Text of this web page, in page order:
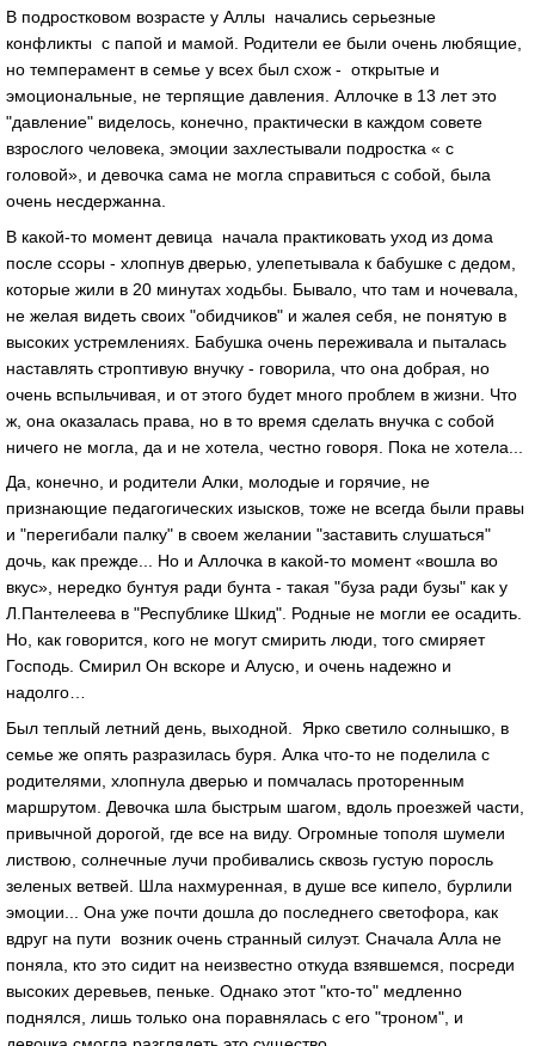
В подростковом возрасте у Аллы начались серьезные
конфликты с папой и мамой. Родители ее были очень любящие,
но темперамент в семье у всех был схож - открытые и
эмоциональные, не терпящие давления. Аллочке в 13 лет это
"давление" виделось, конечно, практически в каждом совете
взрослого человека, эмоции захлестывали подростка « с
головой», и девочка сама не могла справиться с собой, была
очень несдержанна.
В какой-то момент девица начала практиковать уход из дома
после ссоры - хлопнув дверью, улепетывала к бабушке с дедом,
которые жили в 20 минутах ходьбы. Бывало, что там и ночевала,
не желая видеть своих "обидчиков" и жалея себя, не понятую в
высоких устремлениях. Бабушка очень переживала и пыталась
наставлять строптивую внучку - говорила, что она добрая, но
очень вспыльчивая, и от этого будет много проблем в жизни. Что
ж, она оказалась права, но в то время сделать внучка с собой
ничего не могла, да и не хотела, честно говоря. Пока не хотела...
Да, конечно, и родители Алки, молодые и горячие, не
признающие педагогических изысков, тоже не всегда были правы
и "перегибали палку" в своем желании "заставить слушаться"
дочь, как прежде... Но и Аллочка в какой-то момент «вошла во
вкус», нередко бунтуя ради бунта - такая "буза ради бузы" как у
Л.Пантелеева в "Республике Шкид". Родные не могли ее осадить.
Но, как говорится, кого не могут смирить люди, того смиряет
Господь. Смирил Он вскоре и Алусю, и очень надежно и
надолго…
Был теплый летний день, выходной. Ярко светило солнышко, в
семье же опять разразилась буря. Алка что-то не поделила с
родителями, хлопнула дверью и помчалась проторенным
маршрутом. Девочка шла быстрым шагом, вдоль проезжей части,
привычной дорогой, где все на виду. Огромные тополя шумели
листвою, солнечные лучи пробивались сквозь густую поросль
зеленых ветвей. Шла нахмуренная, в душе все кипело, бурлили
эмоции... Она уже почти дошла до последнего светофора, как
вдруг на пути возник очень странный силуэт. Сначала Алла не
поняла, кто это сидит на неизвестно откуда взявшемся, посреди
высоких деревьев, пеньке. Однако этот "кто-то" медленно
поднялся, лишь только она поравнялась с его "троном", и